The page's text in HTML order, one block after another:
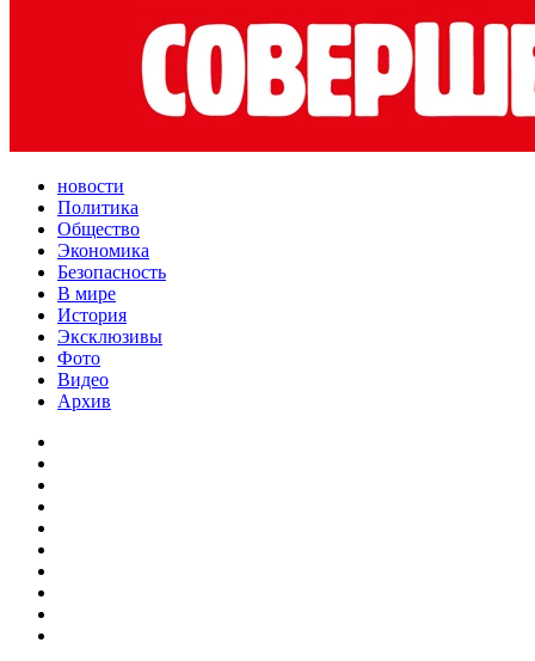
новости
Политика
Общество
Экономика
Безопасность
В мире
История
Эксклюзивы
Фото
Видео
Архив